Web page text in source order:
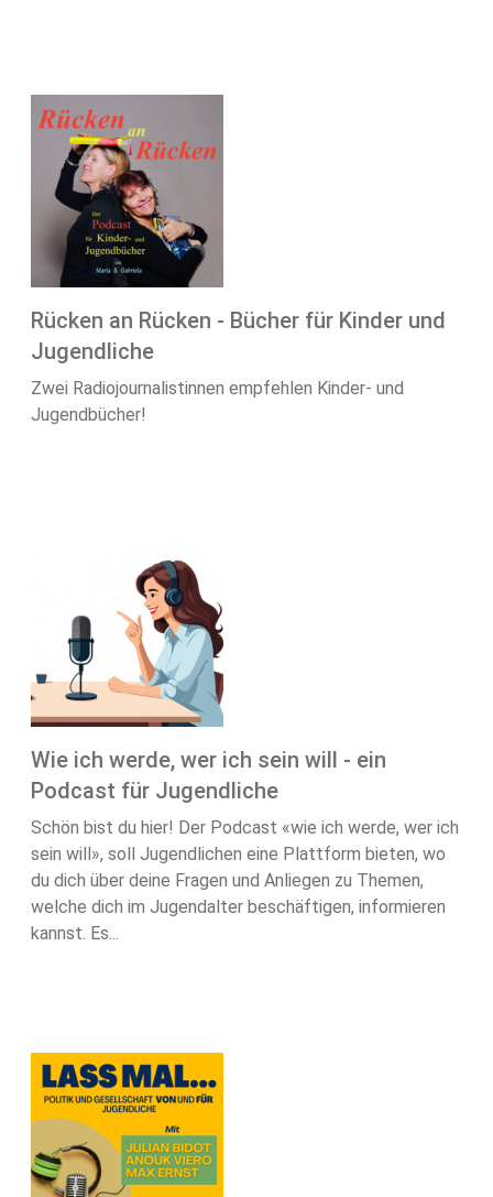
Rücken an Rücken - Bücher für Kinder und
Jugendliche
Zwei Radiojournalistinnen empfehlen Kinder- und
Jugendbücher!
Wie ich werde, wer ich sein will - ein
Podcast für Jugendliche
Schön bist du hier! Der Podcast «wie ich werde, wer ich
sein will», soll Jugendlichen eine Plattform bieten, wo
du dich über deine Fragen und Anliegen zu Themen,
welche dich im Jugendalter beschäftigen, informieren
kannst. Es...